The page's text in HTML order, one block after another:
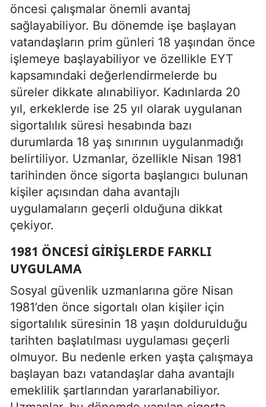
öncesi çalışmalar önemli avantaj
sağlayabiliyor. Bu dönemde işe başlayan
vatandaşların prim günleri 18 yaşından önce
işlemeye başlayabiliyor ve özellikle EYT
kapsamındaki değerlendirmelerde bu
süreler dikkate alınabiliyor. Kadınlarda 20
yıl, erkeklerde ise 25 yıl olarak uygulanan
sigortalılık süresi hesabında bazı
durumlarda 18 yaş sınırının uygulanmadığı
belirtiliyor. Uzmanlar, özellikle Nisan 1981
tarihinden önce sigorta başlangıcı bulunan
kişiler açısından daha avantajlı
uygulamaların geçerli olduğuna dikkat
çekiyor.
1981 ÖNCESI GIRIŞLERDE FARKLI
UYGULAMA
Sosyal güvenlik uzmanlarına göre Nisan
1981’den önce sigortalı olan kişiler için
sigortalılık süresinin 18 yaşın doldurulduğu
tarihten başlatılması uygulaması geçerli
olmuyor. Bu nedenle erken yaşta çalışmaya
başlayan bazı vatandaşlar daha avantajlı
emeklilik şartlarından yararlanabiliyor.